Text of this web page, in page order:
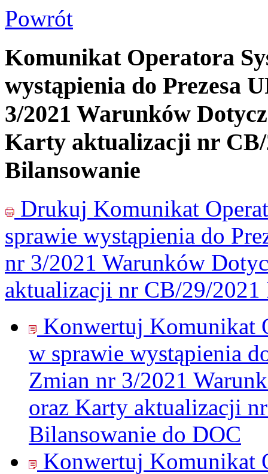
Powrót
Komunikat Operatora
wystąpienia do Prezesa
3/2021 Warunków
Karty aktualizacji nr CB/
Bilansowanie
Drukuj Komunikat
sprawie wystąpienia do
nr 3/2021 Warunków
aktualizacji nr CB/29/
Konwertuj Komunikat
w sprawie wystąpienia
Zmian nr 3/2021
oraz Karty aktualizacji
Bilansowanie do DOC
Konwertuj Komunikat